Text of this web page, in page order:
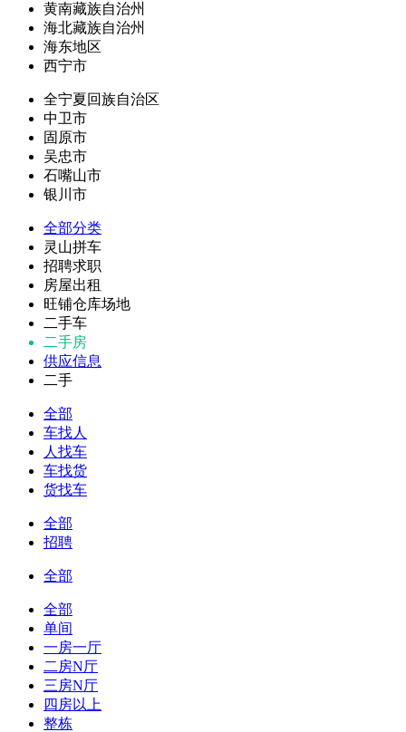
黄南藏族自治州
海北藏族自治州
海东地区
西宁市
全宁夏回族自治区
中卫市
固原市
吴忠市
石嘴山市
银川市
全部分类
灵山拼车
招聘求职
房屋出租
旺铺仓库场地
二手车
二手房
供应信息
二手
全部
车找人
人找车
车找货
货找车
全部
招聘
全部
全部
单间
一房一厅
二房N厅
三房N厅
四房以上
整栋